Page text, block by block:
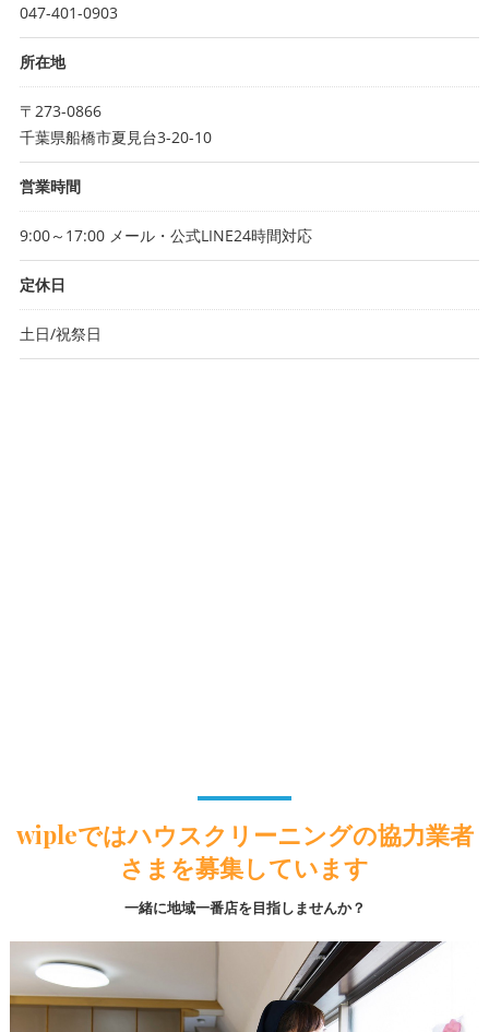
047-401-0903
所在地
〒273-0866
千葉県船橋市夏見台3-20-10
営業時間
9:00～17:00 メール・公式LINE24時間対応
定休日
土日/祝祭日
wipleではハウスクリーニングの協力業者
さまを募集しています
一緒に地域一番店を目指しませんか？